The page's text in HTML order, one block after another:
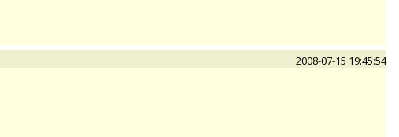
2008-07-15 19:45:54